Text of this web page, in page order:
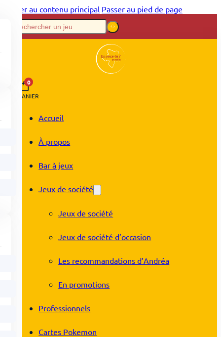
Passer au contenu principal Passer au pied de page
0
PANIER
Accueil
À propos
Bar à jeux
Jeux de société
Jeux de société
Jeux de société d’occasion
Les recommandations d’Andréa
En promotions
Professionnels
Cartes Pokemon